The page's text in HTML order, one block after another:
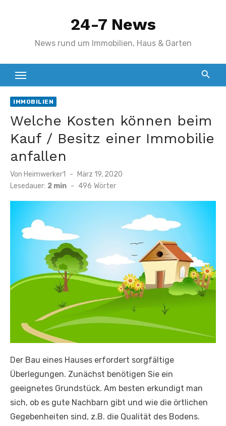
24-7 News
News rund um Immobilien, Haus & Garten
IMMOBILIEN
Welche Kosten können beim
Kauf / Besitz einer Immobilie
anfallen
Von Heimwerker1
Veröffentlicht
am
März 19, 2020
Lesedauer: 2 min - 496 Wörter
Der Bau eines Hauses erfordert sorgfältige
Überlegungen. Zunächst benötigen Sie ein
geeignetes Grundstück. Am besten erkundigt man
sich, ob es gute Nachbarn gibt und wie die örtlichen
Gegebenheiten sind, z.B. die Qualität des Bodens.